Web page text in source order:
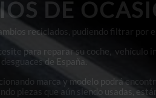
DE
reciclados, pudiendo filtrar por
para reparar su coche,
desguaces de España.
marca y modelo podrá
piezas que aún siendo usadas,